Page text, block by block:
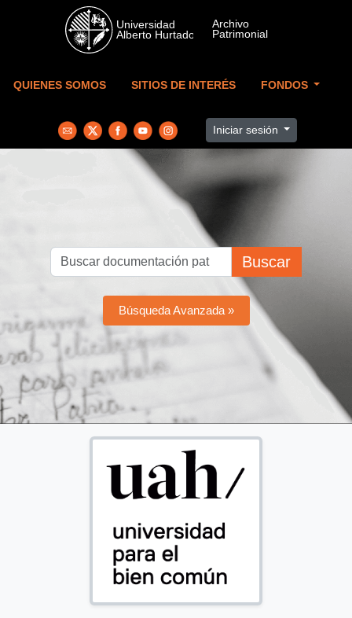
Skip to main content
QUIENES SOMOS SITIOS DE INTERÉS FONDOS
Iniciar sesión
Buscar
Búsqueda Avanzada »